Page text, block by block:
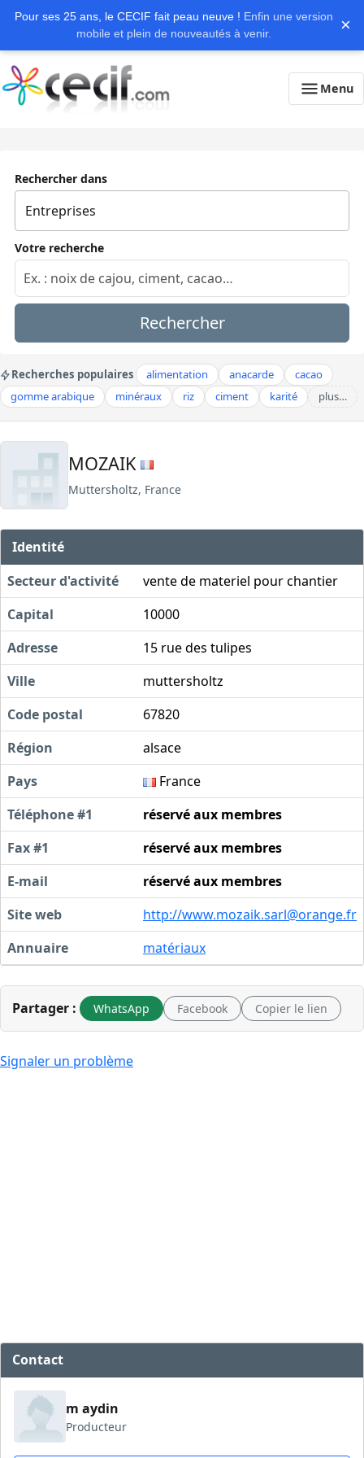
Pour ses 25 ans, le CECIF fait peau neuve ! Enfin une version
mobile et plein de nouveautés à venir.
×
Menu
Rechercher dans
Votre recherche
Rechercher
Recherches populaires alimentation anacarde
cacao
gomme arabique
minéraux riz ciment karité plus…
MOZAIK
Muttersholtz, France
Identité
Secteur d'activité
vente de materiel pour chantier
Capital
10000
Adresse
15 rue des tulipes
Ville
muttersholtz
Code postal
67820
Région
alsace
Pays
France
Téléphone #1
réservé aux membres
Fax #1
réservé aux membres
E-mail
réservé aux membres
Site web
http://www.mozaik.sarl@orange.fr
Annuaire
matériaux
Partager : WhatsApp Facebook Copier le lien
Signaler un problème
Contact
m aydin
Producteur